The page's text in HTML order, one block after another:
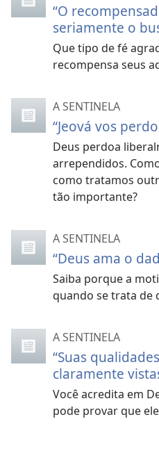
“O
seriamente o
Que tipo de fé
recompensa seus
A SENTINELA
“Jeová vos
Deus perdoa
arrependidos.
como tratamos
tão importante?
A SENTINELA
“Deus ama o
Saiba porque a
quando se trata de
A SENTINELA
“Suas
claramente
Você acredita em
pode provar que